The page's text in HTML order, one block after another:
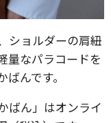
ショルダーの肩紐
量なパラコードを
んです。
ばん」はオンライ